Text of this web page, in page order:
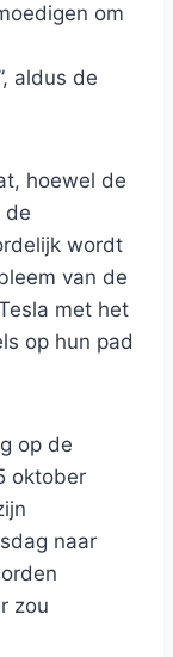
om
aldus de
hoewel de
de
wordt
van de
met het
op hun pad
op de
oktober
naar
zou